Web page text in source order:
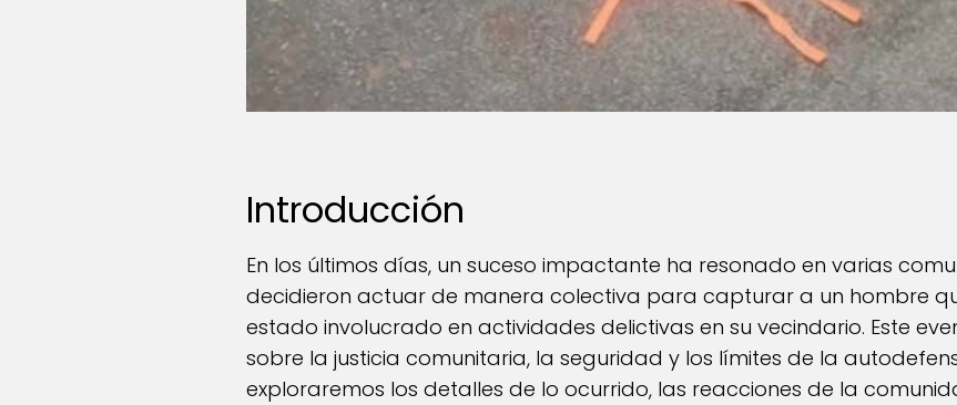
Introducción
En los últimos días, un suceso impactante ha resonado en varias
decidieron actuar de manera colectiva para capturar a un hombre
estado involucrado en actividades delictivas en su vecindario. Este
sobre la justicia comunitaria, la seguridad y los límites de la
exploraremos los detalles de lo ocurrido, las reacciones de la